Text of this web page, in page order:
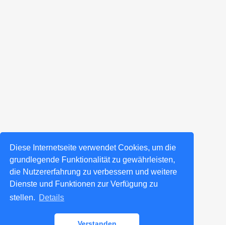
Diese Internetseite verwendet Cookies, um die
grundlegende Funktionalität zu gewährleisten,
die Nutzererfahrung zu verbessern und weitere
Dienste und Funktionen zur Verfügung zu
stellen. Details